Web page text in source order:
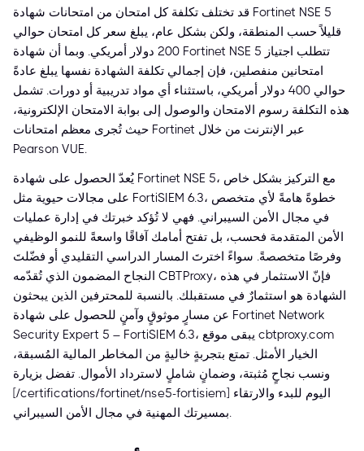
قد تختلف تكلفة كل امتحان من امتحانات شهادة Fortinet NSE 5
قليلاً حسب المنطقة، ولكن بشكل عام، يبلغ سعر كل امتحان حوالي
200 دولار أمريكي. وبما أن شهادة Fortinet NSE 5 تتطلب اجتياز
امتحانين منفصلين، فإن إجمالي تكلفة الشهادة نفسها يبلغ عادةً
حوالي 400 دولار أمريكي، باستثناء أي مواد تدريبية أو دورات. تشمل
هذه التكلفة رسوم الامتحان والوصول إلى بوابة الامتحان الإلكترونية،
حيث تُجرى معظم امتحانات Fortinet عبر الإنترنت من خلال
Pearson VUE.
يُعدّ الحصول على شهادة Fortinet NSE 5، مع التركيز بشكل خاص
على مجالات حيوية مثل FortiSIEM 6.3، خطوةً هامةً لأي متخصص
في مجال الأمن السيبراني. فهي لا تُؤكد خبرتك في إدارة عمليات
الأمن المتقدمة فحسب، بل تفتح أمامك آفاقًا واسعةً للنمو الوظيفي
وفرصًا متخصصةً. سواءً اخترتَ المسار الدراسي التقليدي أو فضّلتَ
النجاح المضمون الذي تُقدّمه CBTProxy، فإنّ الاستثمار في هذه
الشهادة هو استثمارٌ في مستقبلك. بالنسبة للمحترفين الذين يبحثون
عن مسارٍ موثوقٍ وآمنٍ للحصول على شهادة Fortinet Network
Security Expert 5 – FortiSIEM 6.3، يبقى موقع cbtproxy.com
الخيار الأمثل. تمتع بتجربةٍ خاليةٍ من المخاطر المالية المُسبقة،
ونسب نجاحٍ مُثبتة، وضمانٍ شاملٍ لاسترداد الأموال. تفضل بزيارة
[/certifications/fortinet/nse5-fortisiem] اليوم للبدء والارتقاء
بمسيرتك المهنية في مجال الأمن السيبراني.